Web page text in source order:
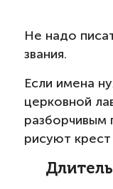
Не надо
звания.
Если имена
церковной
разборчивым
рисуют